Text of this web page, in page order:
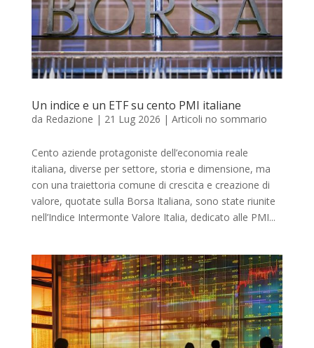
Un indice e un ETF su cento PMI italiane
da Redazione | 21 Lug 2026 | Articoli no sommario
Cento aziende protagoniste dell’economia reale
italiana, diverse per settore, storia e dimensione, ma
con una traiettoria comune di crescita e creazione di
valore, quotate sulla Borsa Italiana, sono state riunite
nell’Indice Intermonte Valore Italia, dedicato alle PMI...